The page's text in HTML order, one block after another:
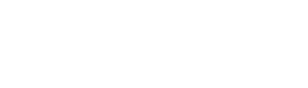
un enfoque inclusivo y emergente en